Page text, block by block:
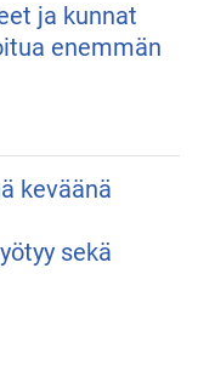
ja kunnat
enemmän
keväänä
sekä